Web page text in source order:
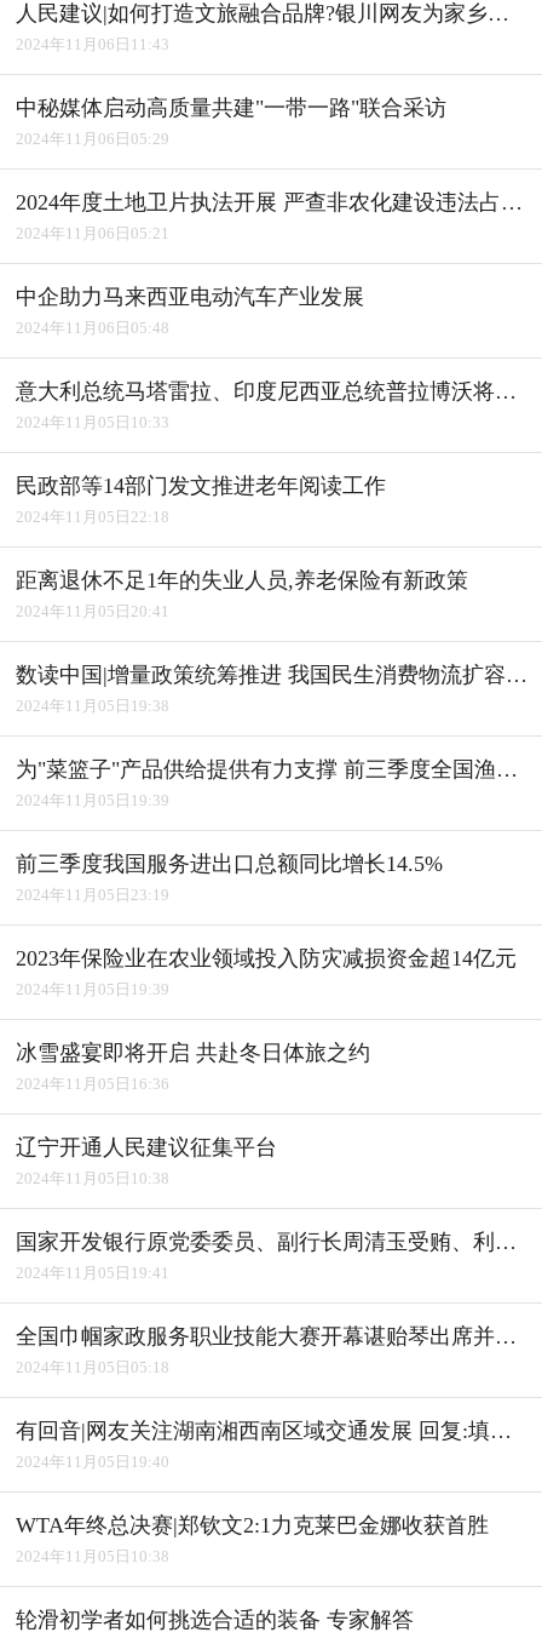
人民建议|如何打造文旅融合品牌?银川网友为家乡建言获积极回应
2024年11月06日11:43
中秘媒体启动高质量共建"一带一路"联合采访
2024年11月06日05:29
2024年度土地卫片执法开展 严查非农化建设违法占用耕地
2024年11月06日05:21
中企助力马来西亚电动汽车产业发展
2024年11月06日05:48
意大利总统马塔雷拉、印度尼西亚总统普拉博沃将访华
2024年11月05日10:33
民政部等14部门发文推进老年阅读工作
2024年11月05日22:18
距离退休不足1年的失业人员,养老保险有新政策
2024年11月05日20:41
数读中国|增量政策统筹推进 我国民生消费物流扩容升级
2024年11月05日19:38
为"菜篮子"产品供给提供有力支撑 前三季度全国渔业经济平稳发展
2024年11月05日19:39
前三季度我国服务进出口总额同比增长14.5%
2024年11月05日23:19
2023年保险业在农业领域投入防灾减损资金超14亿元
2024年11月05日19:39
冰雪盛宴即将开启 共赴冬日体旅之约
2024年11月05日16:36
辽宁开通人民建议征集平台
2024年11月05日10:38
国家开发银行原党委委员、副行长周清玉受贿、利用影响力受贿案一审宣判
2024年11月05日19:41
全国巾帼家政服务职业技能大赛开幕谌贻琴出席并宣布开幕
2024年11月05日05:18
有回音|网友关注湖南湘西南区域交通发展 回复:填补"空白" 完善路网
2024年11月05日19:40
WTA年终总决赛|郑钦文2:1力克莱巴金娜收获首胜
2024年11月05日10:38
轮滑初学者如何挑选合适的装备 专家解答